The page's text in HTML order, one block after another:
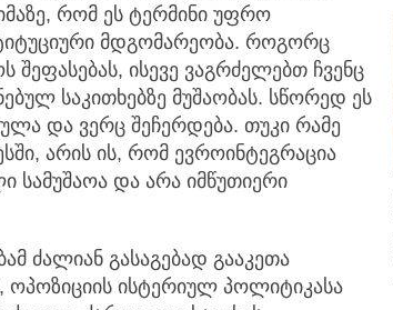
რომ ეს ტერმინი უფრო
მდგომარეობა. როგორც
ისევე ვაგრძელებთ ჩვენც
საკითხებზე მუშაობას. სწორედ ეს
და ვერც შეჩერდება. თუკი რამე
არის ის, რომ ევროინტეგრაცია
სამუშაოა და არა იმწუთიერი
ძალიან გასაგებად გააკეთა
ოპოზიციის ისტერიულ პოლიტიკასა